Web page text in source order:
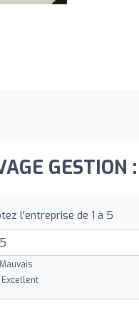
GESTION :
l'entreprise de 1 à 5
Excellent